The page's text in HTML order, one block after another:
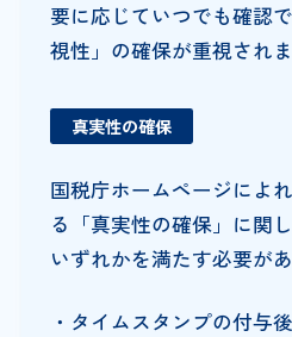
要に応じていつでも確認
視性」の確保が重視されま
真実性の確保
国税庁ホームページによ
る「真実性の確保」に関
いずれかを満たす必要があ
・タイムスタンプの付与